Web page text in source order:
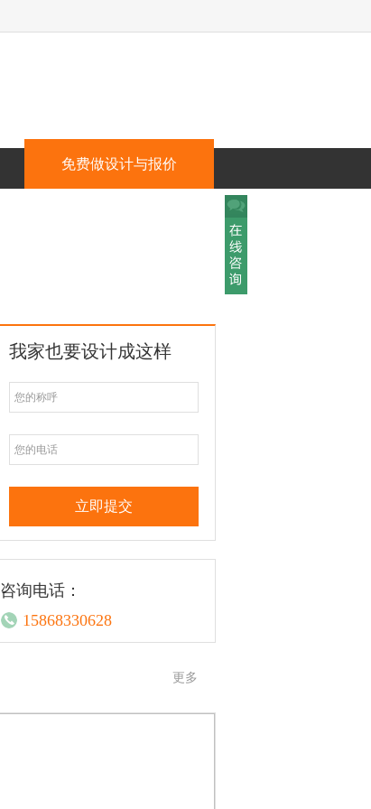
免费做设计与报价
我家也要设计成这样
咨询电话：
15868330628
更多